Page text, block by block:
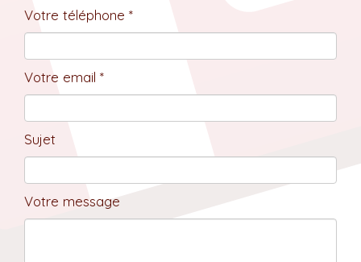
Votre téléphone *
Votre email *
Sujet
Votre message